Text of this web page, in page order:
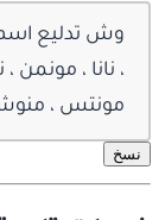
وش تدليع اسم
، نانا ،
مونتس ،
نسخ